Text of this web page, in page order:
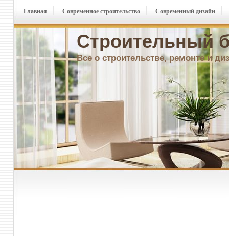
Строительный
Все о строительстве, ремонте и
Главная Современное строительство Современный дизайн